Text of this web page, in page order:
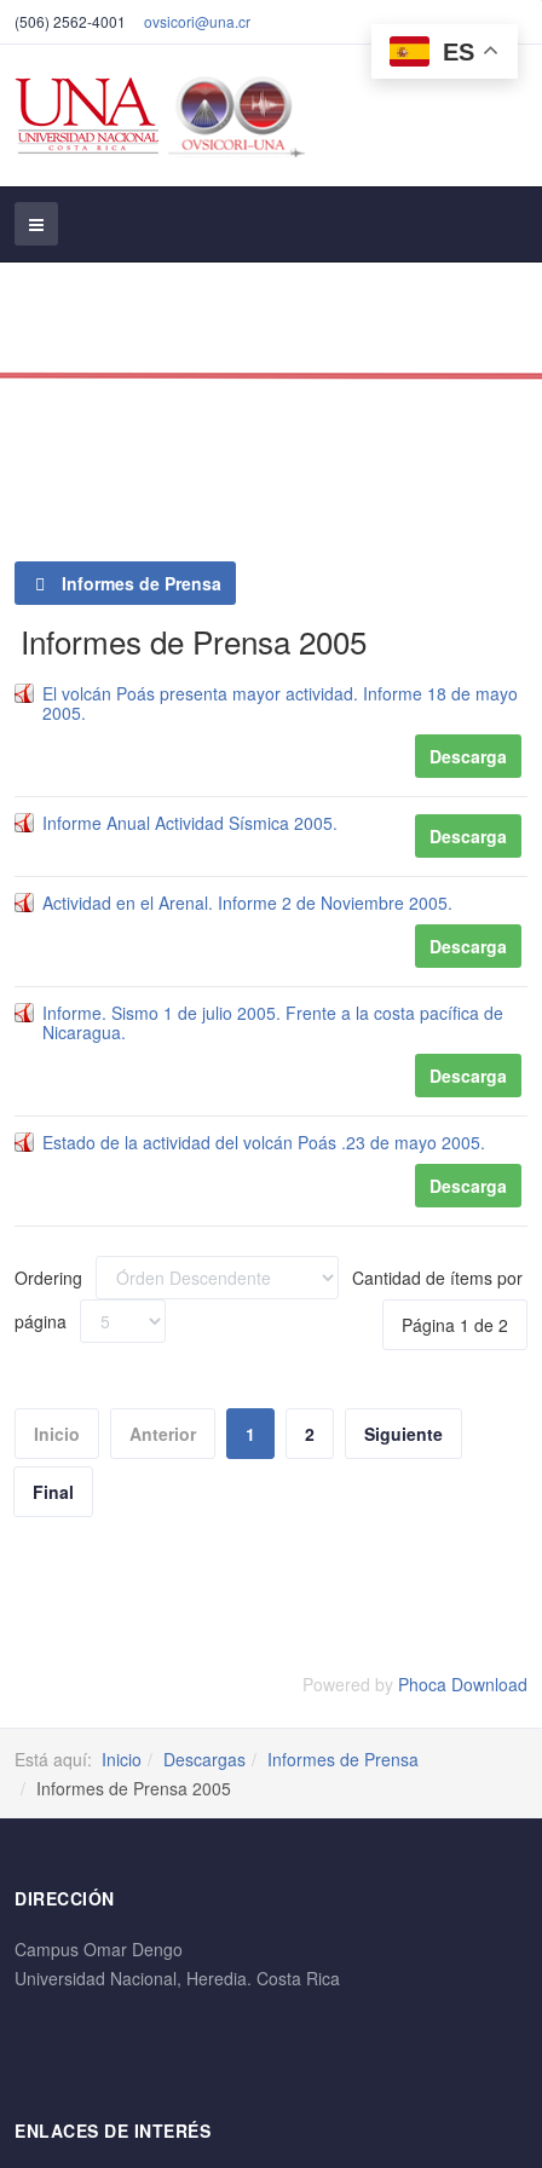
(506) 2562-4001 ovsicori@una.cr
ES
Informes de Prensa
Informes de Prensa 2005
El volcán Poás presenta mayor actividad. Informe 18 de mayo
2005.
Descarga
Informe Anual Actividad Sísmica 2005.
Descarga
Actividad en el Arenal. Informe 2 de Noviembre 2005.
Descarga
Informe. Sismo 1 de julio 2005. Frente a la costa pacífica de
Nicaragua.
Descarga
Estado de la actividad del volcán Poás .23 de mayo 2005.
Descarga
Ordering
Cantidad de ítems por
página
Página 1 de 2
Inicio Anterior 1 2 Siguiente
Final
Powered by Phoca Download
Está aquí: Inicio Descargas
Informes de Prensa
Informes de Prensa 2005
DIRECCIÓN
Campus Omar Dengo
Universidad Nacional, Heredia. Costa Rica
ENLACES DE INTERÉS